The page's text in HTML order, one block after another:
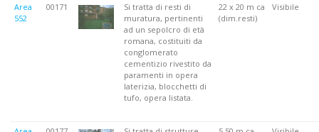
Area
552
00171
Si tratta di resti di
muratura, pertinenti
ad un sepolcro di età
romana, costituiti da
conglomerato
cementizio rivestito da
paramenti in opera
laterizia, blocchetti di
tufo, opera listata.
22 x 20 m ca
(dim.resti)
Visibile